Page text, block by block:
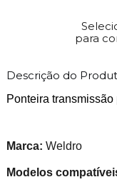
para
Descrição do
Ponteira
Marca: Weldro
Modelos